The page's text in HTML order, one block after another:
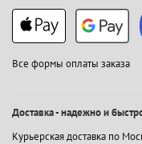
Все формы оплаты заказа
Доставка - надежно и
Курьерская доставка по